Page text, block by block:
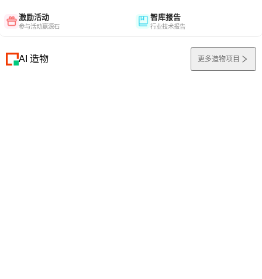
激励活动
参与活动赢源石
智库报告
行业技术报告
AI 造物 更多造物项目